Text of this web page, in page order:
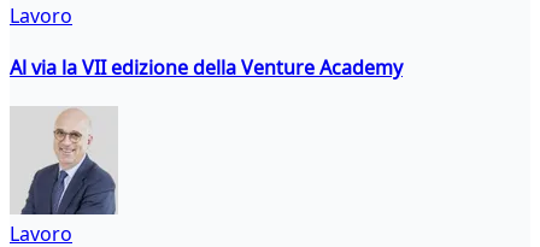
Lavoro
Al via la VII edizione della Venture Academy
Lavoro